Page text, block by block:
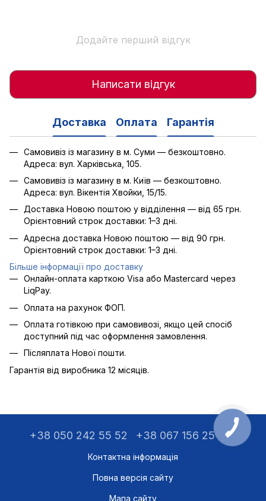
Додайте перший відгук
Написати відгук
Доставка Оплата Гарантія
Самовивіз із магазину в м. Суми — безкоштовно.
Адреса: вул. Харківська, 105.
Самовивіз із магазину в м. Київ — безкоштовно.
Адреса: вул. Вікентія Хвойки, 15/15.
Доставка Новою поштою у відділення — від 65 грн.
Орієнтовний строк доставки: 1–3 дні.
Адресна доставка Новою поштою — від 90 грн.
Орієнтовний строк доставки: 1–3 дні.
Більше інформації про доставку
Онлайн-оплата карткою Visa або Mastercard через
LiqPay.
Оплата на рахунок ФОП.
Оплата готівкою при самовивозі, якщо цей спосіб
доступний під час оформлення замовлення.
Післяплата Нової пошти.
Гарантія від виробника 12 місяців.
+38 050 242 55 52 +38 067 156 25 75
Контактна інформація
Повна версія сайту
Мапа сайту